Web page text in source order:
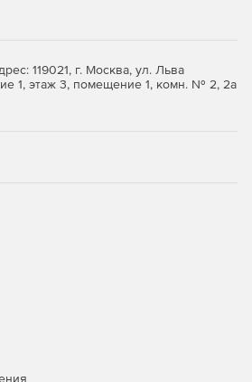
обработка торцов, сверление,
отверстий.
и токарных автоматах.
фрезерных станках и станках
технологии в
технологии на токарно-фрезерных
119021, г. Москва, ул. Льва
1, этаж 3, помещение 1, комн. № 2, 2а